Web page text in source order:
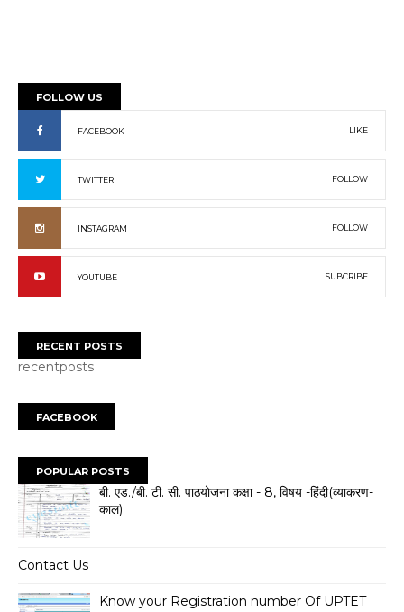
FOLLOW US
FACEBOOK LIKE
TWITTER FOLLOW
INSTAGRAM FOLLOW
YOUTUBE SUBCRIBE
RECENT POSTS
recentposts
FACEBOOK
POPULAR POSTS
बी. एड./बी. टी. सी. पाठयोजना कक्षा - 8, विषय -हिंदी(व्याकरण-
काल)
Contact Us
Know your Registration number Of UPTET